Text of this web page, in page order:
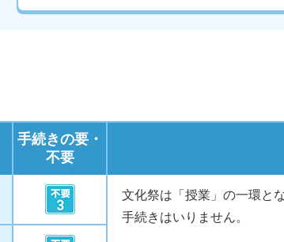
手続きの要・
不要
文化祭は「授業」の一環と
手続きはいりません。